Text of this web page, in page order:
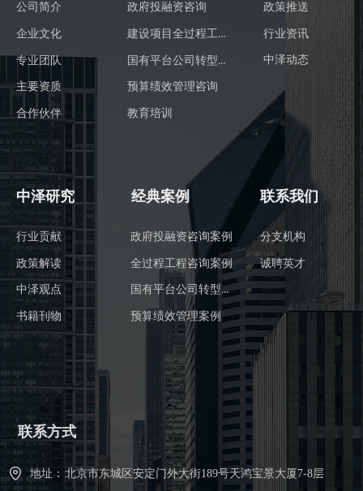
地址： 北京市东城区安定门外大街189号天鸿宝景大厦7-8层
联系方式
公司简介
企业文化
专业团队
主要资质
合作伙伴
政府投融资咨询
建设项目全过程工程咨询
国有平台公司转型发展咨询
预算绩效管理咨询
教育培训
政策推送
行业资讯
中泽动态
中泽研究
行业贡献
政策解读
中泽观点
书籍刊物
经典案例
政府投融资咨询案例
全过程工程咨询案例
国有平台公司转型案例
预算绩效管理案例
联系我们
分支机构
诚聘英才